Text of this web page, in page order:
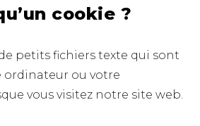
cookie ?
petits fichiers texte qui sont
ordinateur ou votre
vous visitez notre site web.